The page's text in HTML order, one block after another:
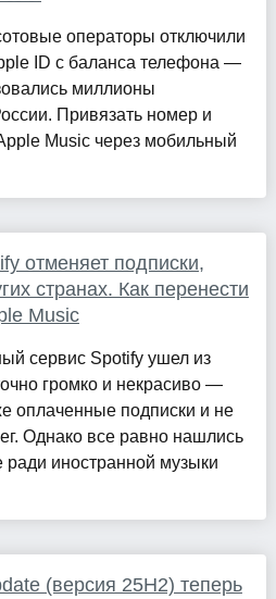
операторы отключили
ID с баланса телефона —
миллионы
Привязать номер и
Music через мобильный
отменяет подписки,
странах. Как перенести
Music
сервис Spotify ушел из
громко и некрасиво —
оплаченные подписки и не
Однако все равно нашлись
ради иностранной музыки
(версия 25H2) теперь